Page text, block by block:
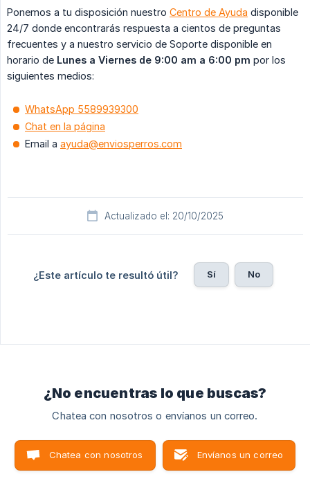
Ponemos a tu disposición nuestro Centro de Ayuda disponible
24/7 donde encontrarás respuesta a cientos de preguntas
frecuentes y a nuestro servicio de Soporte disponible en
horario de Lunes a Viernes de 9:00 am a 6:00 pm por los
siguientes medios:
WhatsApp 5589939300
Chat en la página
Email a ayuda@enviosperros.com
Actualizado el: 20/10/2025
¿Este artículo te resultó útil? Sí No
¿No encuentras lo que buscas?
Chatea con nosotros o envíanos un correo.
Chatea con nosotros Envíanos un correo